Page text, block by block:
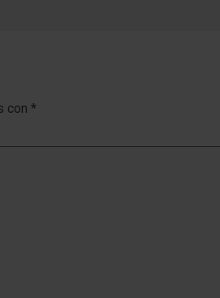
con *